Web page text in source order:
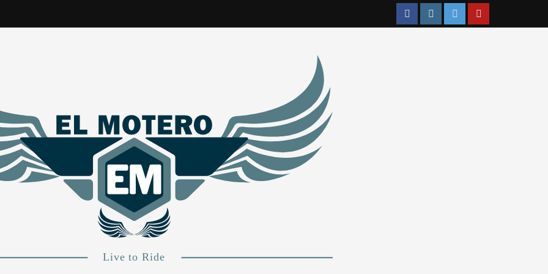
FacebookInstagramTwitterYouTube